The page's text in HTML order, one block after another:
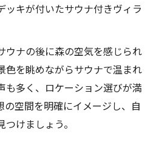
ッキが付いたサウナ付きヴィラ
ウナの後に森の空気を感じられ
色を眺めながらサウナで温まれ
も多く、ロケーション選びが満
の空間を明確にイメージし、自
けましょう。